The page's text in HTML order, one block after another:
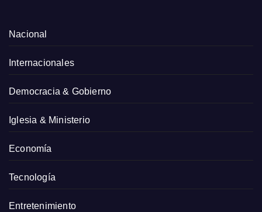
Nacional
Internacionales
Democracia & Gobierno
Iglesia & Ministerio
Economía
Tecnología
Entretenimiento